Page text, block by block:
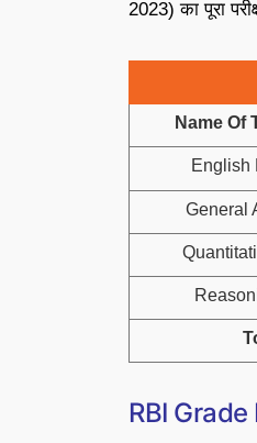
2023) का पूरा
Name Of
English
General
RBI